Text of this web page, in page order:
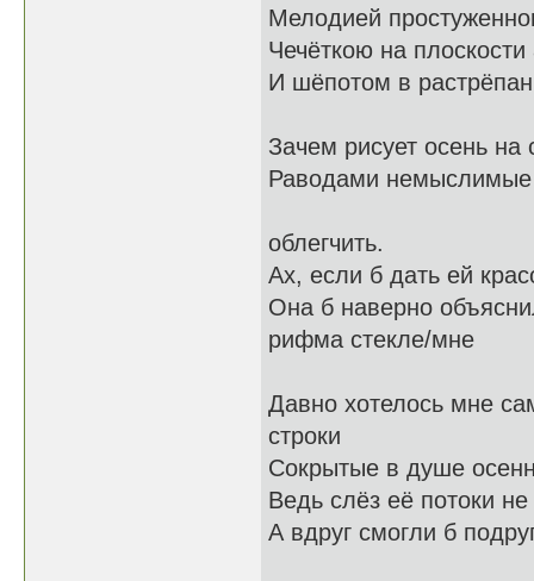
Мелодией
Чечёткою на
И шёпотом в
Зачем рисует осень на
Раводами
облегчить.
Ах, если б дать ей
Она б наверно
рифма стекле/мне
Давно хотелось мне
строки
Сокрытые в душе
Ведь слёз её потоки
А вдруг смогли б